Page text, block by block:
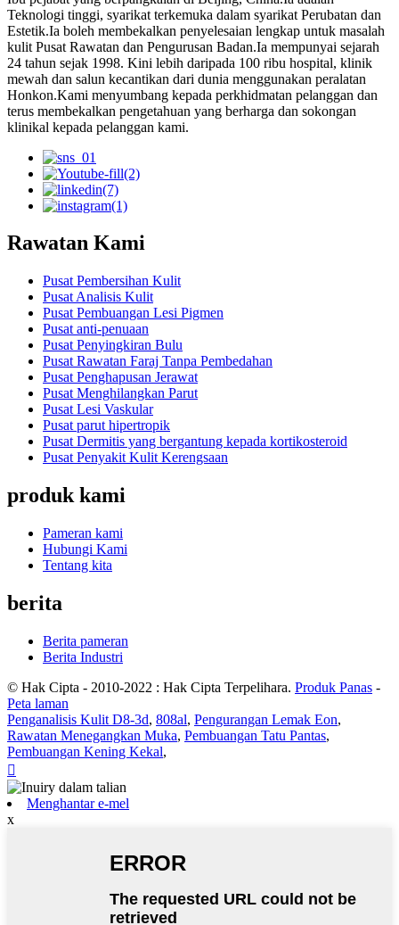
Teknologi tinggi, syarikat terkemuka dalam syarikat Perubatan dan
Estetik.Ia boleh membekalkan penyelesaian lengkap untuk masalah
kulit Pusat Rawatan dan Pengurusan Badan.Ia mempunyai sejarah
24 tahun sejak 1998. Kini lebih daripada 100 ribu hospital, klinik
mewah dan salun kecantikan dari dunia menggunakan peralatan
Honkon.Kami menyumbang kepada perkhidmatan pelanggan dan
terus membekalkan pengetahuan yang berharga dan sokongan
klinikal kepada pelanggan kami.
Rawatan Kami
Pusat Pembersihan Kulit
Pusat Analisis Kulit
Pusat Pembuangan Lesi Pigmen
Pusat anti-penuaan
Pusat Penyingkiran Bulu
Pusat Rawatan Faraj Tanpa Pembedahan
Pusat Penghapusan Jerawat
Pusat Menghilangkan Parut
Pusat Lesi Vaskular
Pusat parut hipertropik
Pusat Dermitis yang bergantung kepada kortikosteroid
Pusat Penyakit Kulit Kerengsaan
produk kami
Pameran kami
Hubungi Kami
Tentang kita
berita
Berita pameran
Berita Industri
© Hak Cipta - 2010-2022 : Hak Cipta Terpelihara. Produk Panas -
Peta laman
Penganalisis Kulit D8-3d, 808al, Pengurangan Lemak Eon,
Rawatan Menegangkan Muka, Pembuangan Tatu Pantas,
Pembuangan Kening Kekal,

Menghantar e-mel
x